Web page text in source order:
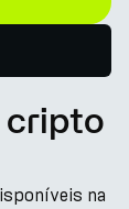
cripto
na